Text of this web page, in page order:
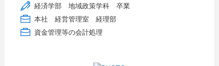
経済学部 地域政策学科 卒業
本社 経営管理室 経理部
資金管理等の会計処理